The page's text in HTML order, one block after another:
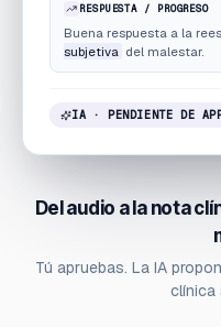
RESPUESTA / PROGRESO
Buena respuesta a la
subjetiva del malestar.
IA · PENDIENTE DE
Del audio a la nota
Tú apruebas. La IA
clínica